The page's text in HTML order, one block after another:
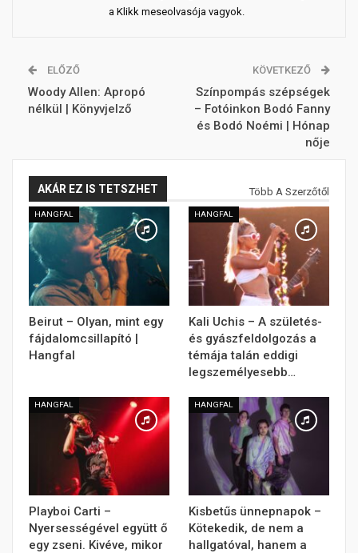
a Klikk meseolvasója vagyok.
ELŐZŐ
Woody Allen: Apropó
nélkül | Könyvjelző
KÖVETKEZŐ
Színpompás szépségek
– Fotóinkon Bodó Fanny
és Bodó Noémi | Hónap
nője
AKÁR EZ IS TETSZHET Több A Szerzőtől
HANGFAL
Beirut – Olyan, mint egy
fájdalomcsillapító |
Hangfal
HANGFAL
Kali Uchis – A születés-
és gyászfeldolgozás a
témája talán eddigi
legszemélyesebb…
HANGFAL
Playboi Carti –
Nyersességével együtt ő
egy zseni. Kivéve, mikor
HANGFAL
Kisbetűs ünnepnapok –
Kötekedik, de nem a
hallgatóval, hanem a